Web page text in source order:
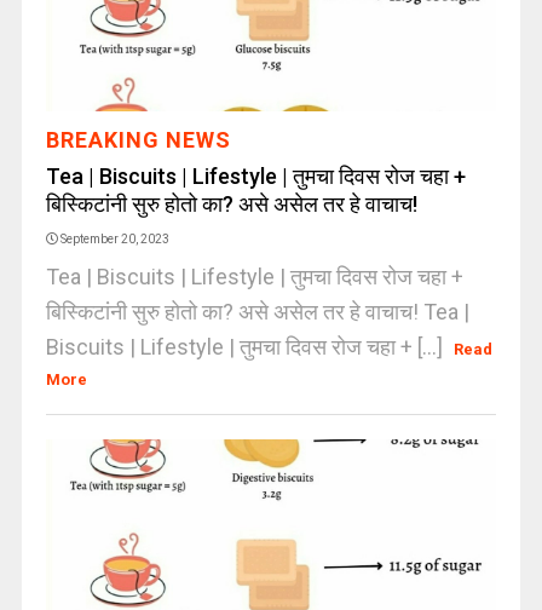
BREAKING NEWS
Tea | Biscuits | Lifestyle | तुमचा दिवस रोज चहा +
बिस्किटांनी सुरु होतो का? असे असेल तर हे वाचाच!
September 20, 2023
Tea | Biscuits | Lifestyle | तुमचा दिवस रोज चहा +
बिस्किटांनी सुरु होतो का? असे असेल तर हे वाचाच! Tea |
Biscuits | Lifestyle | तुमचा दिवस रोज चहा + [...]
Read
More